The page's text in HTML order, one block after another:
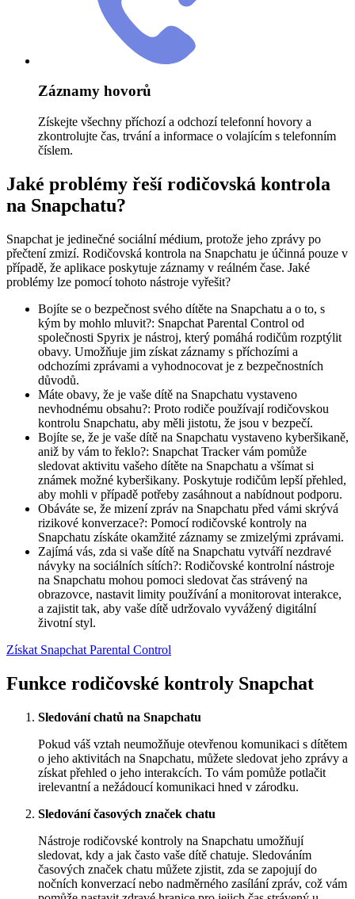
Záznamy hovorů
Získejte všechny příchozí a odchozí telefonní hovory a
zkontrolujte čas, trvání a informace o volajícím s telefonním
číslem.
Jaké problémy řeší rodičovská kontrola
na Snapchatu?
Snapchat je jedinečné sociální médium, protože jeho zprávy po
přečtení zmizí. Rodičovská kontrola na Snapchatu je účinná pouze v
případě, že aplikace poskytuje záznamy v reálném čase. Jaké
problémy lze pomocí tohoto nástroje vyřešit?
Bojíte se o bezpečnost svého dítěte na Snapchatu a o to, s
kým by mohlo mluvit?: Snapchat Parental Control od
společnosti Spyrix je nástroj, který pomáhá rodičům rozptýlit
obavy. Umožňuje jim získat záznamy s příchozími a
odchozími zprávami a vyhodnocovat je z bezpečnostních
důvodů.
Máte obavy, že je vaše dítě na Snapchatu vystaveno
nevhodnému obsahu?: Proto rodiče používají rodičovskou
kontrolu Snapchatu, aby měli jistotu, že jsou v bezpečí.
Bojíte se, že je vaše dítě na Snapchatu vystaveno kyberšikaně,
aniž by vám to řeklo?: Snapchat Tracker vám pomůže
sledovat aktivitu vašeho dítěte na Snapchatu a všímat si
známek možné kyberšikany. Poskytuje rodičům lepší přehled,
aby mohli v případě potřeby zasáhnout a nabídnout podporu.
Obáváte se, že mizení zpráv na Snapchatu před vámi skrývá
rizikové konverzace?: Pomocí rodičovské kontroly na
Snapchatu získáte okamžité záznamy se zmizelými zprávami.
Zajímá vás, zda si vaše dítě na Snapchatu vytváří nezdravé
návyky na sociálních sítích?: Rodičovské kontrolní nástroje
na Snapchatu mohou pomoci sledovat čas strávený na
obrazovce, nastavit limity používání a monitorovat interakce,
a zajistit tak, aby vaše dítě udržovalo vyvážený digitální
životní styl.
Získat Snapchat Parental Control
Funkce rodičovské kontroly Snapchat
Sledování chatů na Snapchatu
Pokud váš vztah neumožňuje otevřenou komunikaci s dítětem
o jeho aktivitách na Snapchatu, můžete sledovat jeho zprávy a
získat přehled o jeho interakcích. To vám pomůže potlačit
irelevantní a nežádoucí komunikaci hned v zárodku.
Sledování časových značek chatu
Nástroje rodičovské kontroly na Snapchatu umožňují
sledovat, kdy a jak často vaše dítě chatuje. Sledováním
časových značek chatu můžete zjistit, zda se zapojují do
nočních konverzací nebo nadměrného zasílání zpráv, což vám